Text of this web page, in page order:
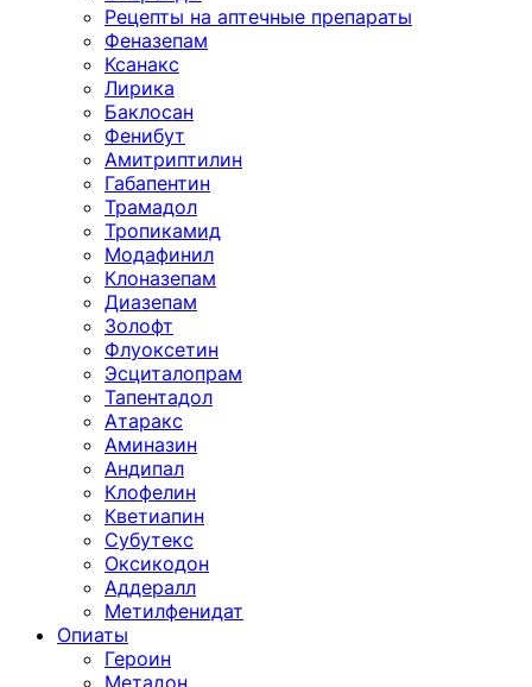
Рецепты на аптечные препараты
Феназепам
Ксанакс
Лирика
Баклосан
Фенибут
Амитриптилин
Габапентин
Трамадол
Тропикамид
Модафинил
Клоназепам
Диазепам
Золофт
Флуоксетин
Эсциталопрам
Тапентадол
Атаракс
Аминазин
Андипал
Клофелин
Кветиапин
Субутекс
Оксикодон
Аддералл
Метилфенидат
Опиаты
Героин
Метадон